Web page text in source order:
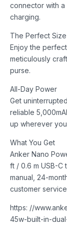
connector with
charging.
The Perfect Size
Enjoy the
meticulously
purse.
All-Day Power
Get
reliable
up wherever
What You Get
Anker Nano
ft / 0.6 m USB-C
manual, 24-
customer
https: //
45w-built-in-